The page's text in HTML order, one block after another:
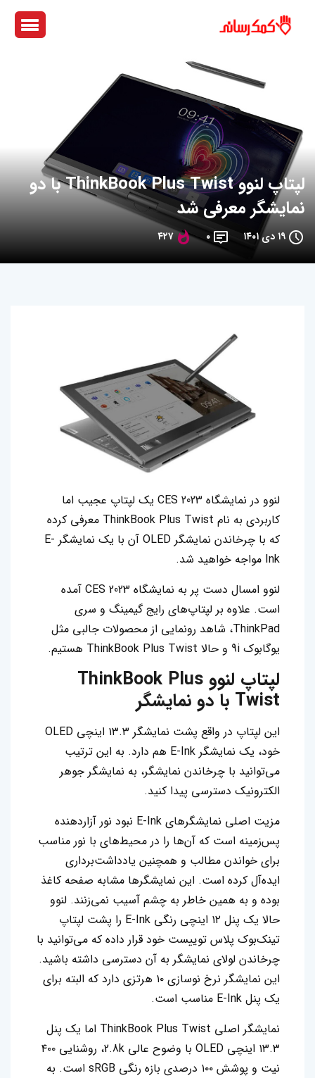
لپتاپ لنوو ThinkBook Plus Twist با دو
نمایشگر معرفی شد
۱۹ دی ۱۴۰۱ ۰ ۴۲۷
لنوو در نمایشگاه CES 2023 یک لپتاپ عجیب اما
کاربردی به نام ThinkBook Plus Twist معرفی کرده
که با چرخاندن نمایشگر OLED آن با یک نمایشگر E-
Ink مواجه خواهید شد.
لنوو امسال دست پر به نمایشگاه CES 2023 آمده
است. علاوه بر لپتاپ‌های رایج گیمینگ و سری
ThinkPad، شاهد رونمایی از محصولات جالبی مثل
یوگابوک 9i و حالا ThinkBook Plus Twist هستیم.
لپتاپ لنوو ThinkBook Plus
Twist با دو نمایشگر
این لپتاپ در واقع پشت نمایشگر ۱۳.۳ اینچی OLED
خود، یک نمایشگر E-Ink هم دارد. به این ترتیب
می‌توانید با چرخاندن نمایشگر، به نمایشگر جوهر
الکترونیک دسترسی پیدا کنید.
مزیت اصلی نمایشگرهای E-Ink نبود نور آزاردهنده
پس‌زمینه است که آن‌ها را در محیط‌های با نور مناسب
برای خواندن مطالب و همچنین یادداشت‌برداری
ایده‌آل کرده است. این نمایشگرها مشابه صفحه کاغذ
بوده و به همین خاطر به چشم آسیب نمی‌زنند. لنوو
حالا یک پنل ۱۲ اینچی رنگی E-Ink را پشت لپتاپ
تینک‌بوک پلاس توییست خود قرار داده که می‌توانید با
چرخاندن لولای نمایشگر به آن دسترسی داشته باشید.
این نمایشگر نرخ نوسازی ۱۰ هرتزی دارد که البته برای
یک پنل E-Ink مناسب است.
نمایشگر اصلی ThinkBook Plus Twist اما یک پنل
۱۳.۳ اینچی OLED با وضوح عالی 2.8k، روشنایی ۴۰۰
نیت و پوشش ۱۰۰ درصدی بازه رنگی sRGB است. به